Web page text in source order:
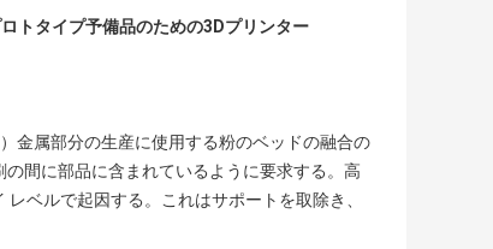
トタイプ予備品のための3Dプリンター
金属部分の生産に使用する粉のベッドの融合の
間に部品に含まれているように要求する。高
ベルで起因する。これはサポートを取除き、